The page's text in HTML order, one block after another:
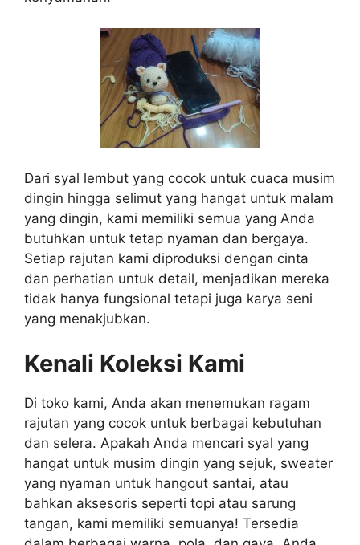
Dari syal lembut yang cocok untuk cuaca musim
dingin hingga selimut yang hangat untuk malam
yang dingin, kami memiliki semua yang Anda
butuhkan untuk tetap nyaman dan bergaya.
Setiap rajutan kami diproduksi dengan cinta
dan perhatian untuk detail, menjadikan mereka
tidak hanya fungsional tetapi juga karya seni
yang menakjubkan.
Kenali Koleksi Kami
Di toko kami, Anda akan menemukan ragam
rajutan yang cocok untuk berbagai kebutuhan
dan selera. Apakah Anda mencari syal yang
hangat untuk musim dingin yang sejuk, sweater
yang nyaman untuk hangout santai, atau
bahkan aksesoris seperti topi atau sarung
tangan, kami memiliki semuanya! Tersedia